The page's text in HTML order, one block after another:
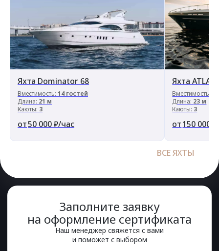
Яхта Dominator 68
Вместимость: 14 гостей
Длина: 21 м
Каюты: 3
50 000₽/час
Яхта
Вместимость:
Длина: 23 м
Каюты: 3
150 000
ВСЕ ЯХТЫ
Заполните заявку
на оформление сертификата
Наш менеджер свяжется с вами
и поможет с выбором